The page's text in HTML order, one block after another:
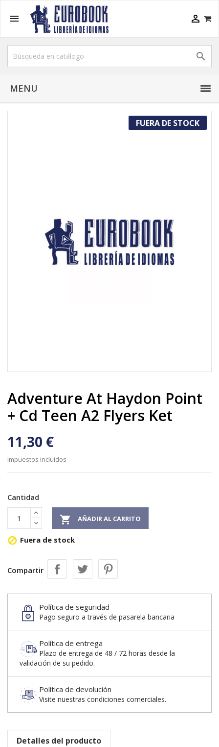
 

MENU
FUERA DE STOCK
Adventure At Haydon Point
+ Cd Teen A2 Flyers Ket
11,30 €
Impuestos incluidos
Cantidad
 AÑADIR AL CARRITO
 Fuera de stock
Compartir
Política de seguridad
Pago seguro a través de pasarela bancaria
Política de entrega
Plazo de entrega de 48 / 72 horas desde la
validación de su pedido.
Política de devolución
Visite nuestras condiciones comerciales.
Detalles del producto